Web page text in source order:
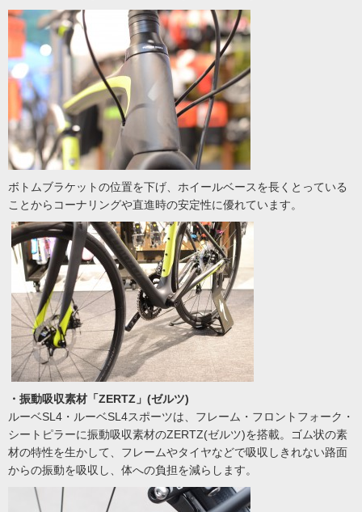
ボトムブラケットの位置を下げ、ホイールベースを長くとっている
ことからコーナリングや直進時の安定性に優れています。
・振動吸収素材「ZERTZ」(ゼルツ)
ルーベSL4・ルーベSL4スポーツは、フレーム・フロントフォーク・
シートピラーに振動吸収素材のZERTZ(ゼルツ)を搭載。ゴム状の素
材の特性を生かして、フレームやタイヤなどで吸収しきれない路面
からの振動を吸収し、体への負担を減らします。